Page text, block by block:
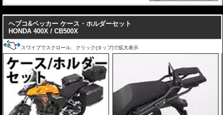
ヘプコ&ベッカー ケース・ホルダーセット
HONDA 400X / CB500X
スワイプでスクロール、クリック(タップ)で拡大表示